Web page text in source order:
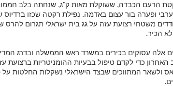
הרעם הכבדה, ששוקלת מאות ק"ג, שנחתה בלב
ופערה בור עצום באדמה. נפילת רקטה שכזו ברדיוס
משטחי רצועת עזה על גג בית ישראלי תגרום להרס
הכיר.
אלה עסוקים בכירים במשרד ראש הממשלה ובדרג
כדי לקדם טיפול בבעיות ההומניטריות ברצועת
ולשאר המתווכים שבצד הישראלי נשקלות החלטות על